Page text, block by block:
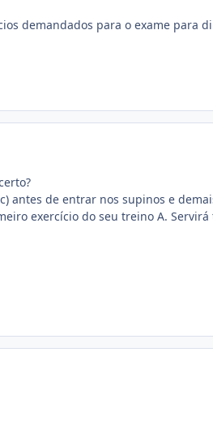
demandados para o exame para
de entrar nos supinos e
exercício do seu treino A.